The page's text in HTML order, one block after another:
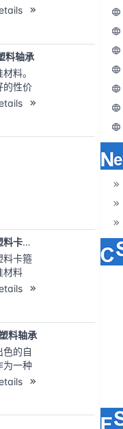
大部
工程师
连续使
；
料轴承
料。
的性价
能保持
PCB双法兰塑料卡箍轴承
料卡箍
材料
自润滑
长寿命
料轴承
色的自
为一种
被用于